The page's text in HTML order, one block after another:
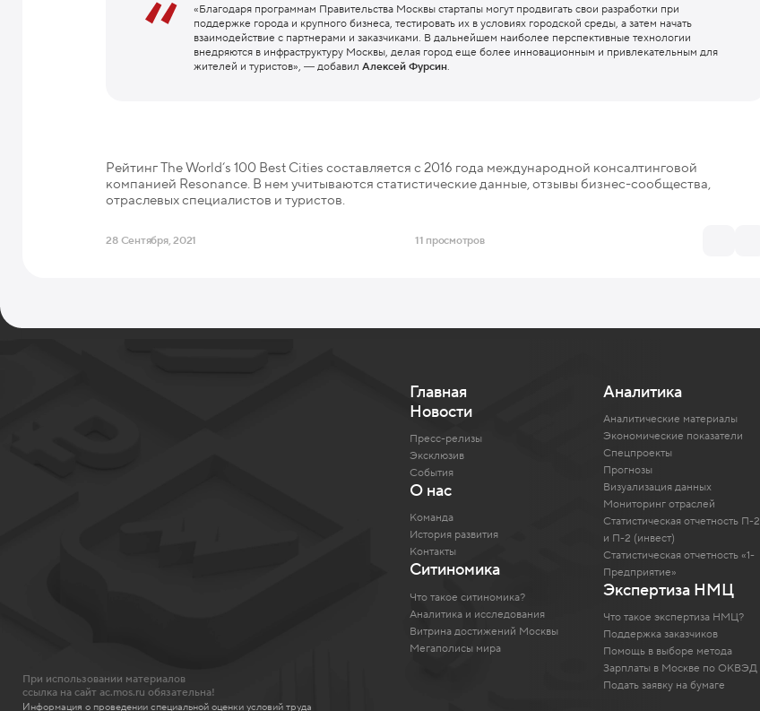
«Благодаря программам Правительства Москвы стартапы могут продвигать свои разработки при
поддержке города и крупного бизнеса, тестировать их в условиях городской среды, а затем начать
взаимодействие с партнерами и заказчиками. В дальнейшем наиболее перспективные технологии
внедряются в инфраструктуру Москвы, делая город еще более инновационным и привлекательным для
жителей и туристов», ― добавилАлексей Фурсин.
Рейтинг The World‘s 100 Best Cities составляется с 2016 года международной консалтинговой
компанией Resonance. В нем учитываются статистические данные, отзывы бизнес-сообщества,
отраслевых специалистов и туристов.
28 Сентября, 2021 11 просмотров
При использовании материалов
ссылка на сайт ac.mos.ru обязательна!
Информация о проведении специальной оценки условий труда
Главная
Новости
Пресс-релизы
Эксклюзив
События
О нас
Команда
История развития
Контакты
Ситиномика
Что такое ситиномика?
Аналитика и исследования
Витрина достижений Москвы
Мегаполисы мира
Аналитика
Аналитические материалы
Экономические показатели
Спецпроекты
Прогнозы
Визуализация данных
Мониторинг отраслей
Статистическая отчетность П-2
и П-2 (инвест)
Статистическая отчетность «1-
Предприятие»
Экспертиза НМЦ
Что такое экспертиза НМЦ?
Поддержка заказчиков
Помощь в выборе метода
Зарплаты в Москве по ОКВЭД
Подать заявку на бумаге